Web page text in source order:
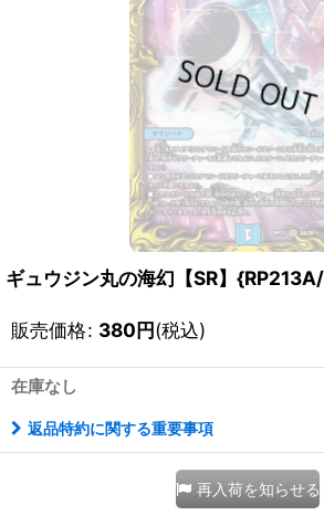
ギュウジン丸の海幻【SR】
販売価格: 380円(税込)
在庫なし
返品特約に関する重要事項
再入荷を知らせる